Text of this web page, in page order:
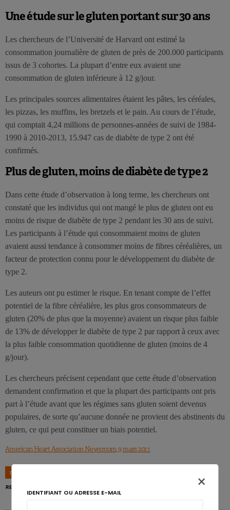
Une étude sur le gluten portant sur 30 ans
Les chercheurs de l’Université de Harvard ont estimé la
consommation journalière de gluten de près de 200.000 participants
issus de 3 cohortes. La plupart d’entre eux avaient une
consommation de gluten inférieure à 12 g/jour.
Les principales sources alimentaires étaient les pâtes, les céréales,
les pizzas, les muffins, les bretzels et le pain. Au cours de l’étude,
qui comptait 4,24 millions de personnes-années de suivi de 1984-
1990 à 2010-2013, 15.947 cas de diabète de type 2 ont été
confirmés.
Plus de gluten, moins de diabète de type 2
Dans cette étude d’observation à long terme, les chercheurs ont
constaté que les individus qui ont mangé le plus de gluten ont eu
moins de risque de diabète de type 2 pendant les 30 ans de suivi.
Les participants à l’étude qui consommaient moins de gluten
avaient aussi tendance à consommer moins de fibres céréalières, un
facteur de protection connu pour le développement du diabète de
type 2.
Les auteurs ont pu estimer le risque. En tenant compte de l’effet
potentiel de la fibre céréalière, les plus gros consommateurs de
gluten (20% de plus que la moyenne) avaient un risque plus faible
de 13% de développer le diabète de type 2 par rapport à ceux avec
la plus faible consommation quotidienne de gluten (moins de 4
g/jour).
Les chercheurs précisent cependant que cette étude d’observation
demandent confirmation et que la plupart des participants ont pris
part à l’étude avant que les régimes sans gluten soient devenus
populaires, de sorte qu’aucune donnée ne provient des abstinents du
gluten, ce qui peut constituer un biais potentiel.
American Heart Association Newsroom, 9 mars 2017.
TAGS
REGIMES
×
IDENTIFIANT OU ADRESSE E-MAIL